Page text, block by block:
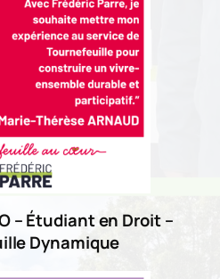
– Étudiant en Droit –
Dynamique